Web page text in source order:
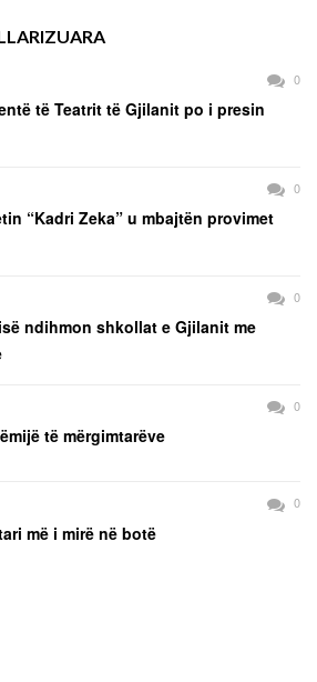
0
të Teatrit të Gjilanit po i presin
0
“Kadri Zeka” u mbajtën provimet
0
ndihmon shkollat e Gjilanit me
0
të mërgimtarëve
0
më i mirë në botë